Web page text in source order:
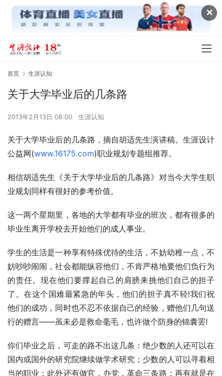
✕
首页 生涯认知
关于大学毕业后的几条路
2013年2月13日 08:00 生涯认知
关于大学毕业后的几条路，摘自胡适先生演讲稿。生涯设计
公益网(www.16175.com)职业规划专题组推荐。
相信胡适先生《关于大学毕业后的几条路》对当今大学生职
业规划同样有很好的参考价值。
这一两个星期里，各地的大学都有毕业的班次，都有很多的
毕业生离开学校去开始他们的成人事业。
学生的生活是一种享有特殊优待的生活，不妨幼稚一点，不
妨吵吵闹闹，社会都能纵容他们，不肯严格地要他们负行为
的责任。现在他们要撑起自己的肩膀来挑他们自己的担子
了。在这个国难最紧急的年头，他们的担子真不轻!我们祝
他们的成功，同时也不忍不依据自己的经验，赠他们几句送
行的赠言——虽未必是救命毫毛，也许做个防身的锦囊罢!
你们毕业之后，可走的路不出这几条：绝少数的人还可以在
国内或国外的研究院继续做学术研究；少数的人可以寻着相
当的职业；此外还有做官，办党，革命三条路；再有就是在